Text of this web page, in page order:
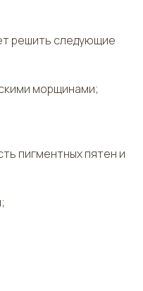
решить следующие
морщинами;
пигментных пятен и